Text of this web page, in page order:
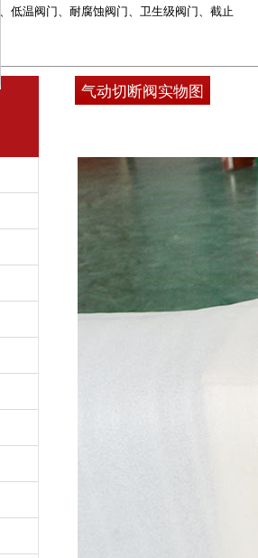
、 低温阀门、 耐腐蚀阀门、 卫生级阀门、 截止
气动切断阀实物图